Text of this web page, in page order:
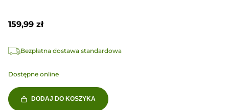
159,99 zł
Bezpłatna dostawa standardowa
Dostępne online
DODAJ DO KOSZYKA